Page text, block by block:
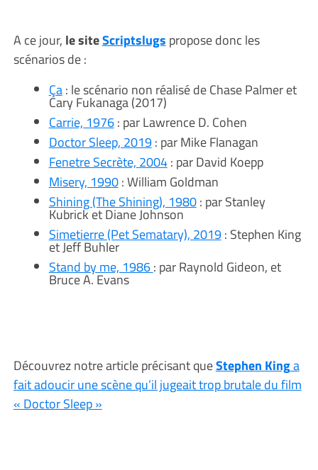
A ce jour, le siteScriptslugs propose donc les
scénarios de :
Ça: le scénario non réalisé de Chase Palmer et
Cary Fukanaga (2017)
Carrie, 1976: par Lawrence D. Cohen
Doctor Sleep, 2019: par Mike Flanagan
Fenetre Secrète, 2004: par David Koepp
Misery, 1990: William Goldman
Shining (The Shining), 1980: par Stanley
Kubrick et Diane Johnson
Simetierre (Pet Sematary), 2019: Stephen King
et Jeff Buhler
Stand by me, 1986: par Raynold Gideon, et
Bruce A. Evans
Découvrez notre article précisant queStephen Kinga
fait adoucir une scène qu’il jugeait trop brutale du film
« Doctor Sleep »